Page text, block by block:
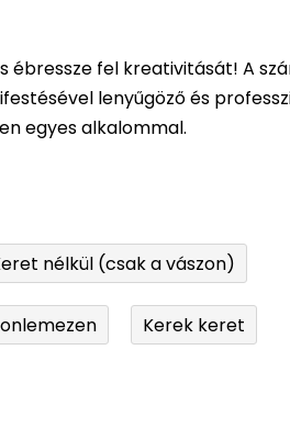
ébressze fel kreativitását! A
lenyűgöző és
egyes alkalommal.
nélkül (csak a vászon)
Kerek keret